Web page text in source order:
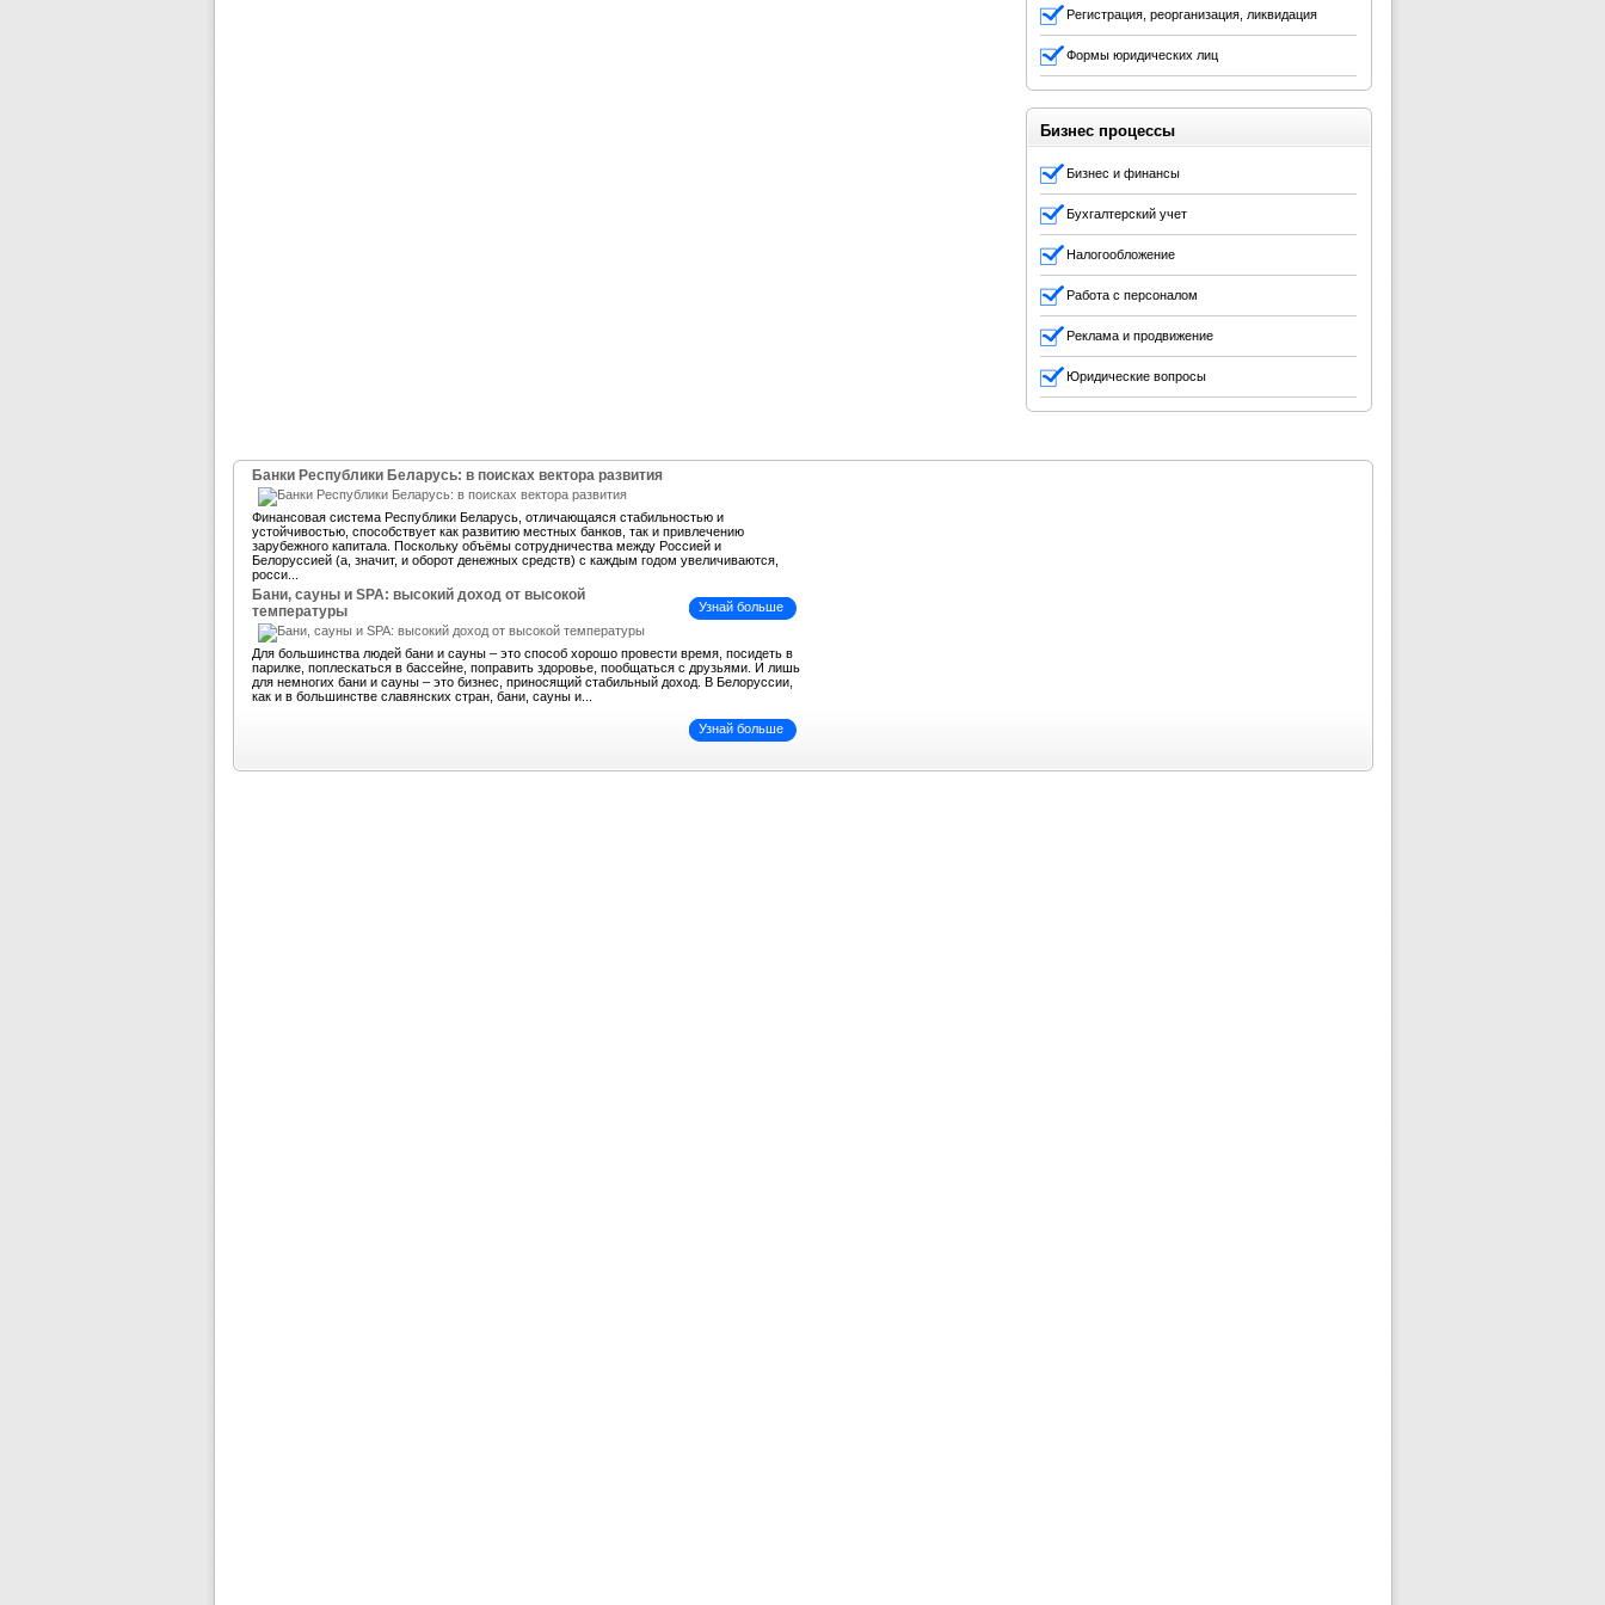
Регистрация, реорганизация, ликвидация
Формы юридических лиц
Бизнес процессы
Бизнес и финансы
Бухгалтерский учет
Налогообложение
Работа с персоналом
Реклама и продвижение
Юридические вопросы
Банки Республики Беларусь: в поисках вектора развития
Финансовая система Республики Беларусь, отличающаяся стабильностью и
устойчивостью, способствует как развитию местных банков, так и привлечению
зарубежного капитала. Поскольку объёмы сотрудничества между Россией и
Белоруссией (а, значит, и оборот денежных средств) с каждым годом увеличиваются,
росси...
Узнай больше
Бани, сауны и SPA: высокий доход от высокой
температуры
Для большинства людей бани и сауны – это способ хорошо провести время, посидеть в
парилке, поплескаться в бассейне, поправить здоровье, пообщаться с друзьями. И лишь
для немногих бани и сауны – это бизнес, приносящий стабильный доход. В Белоруссии,
как и в большинстве славянских стран, бани, сауны и...
Узнай больше